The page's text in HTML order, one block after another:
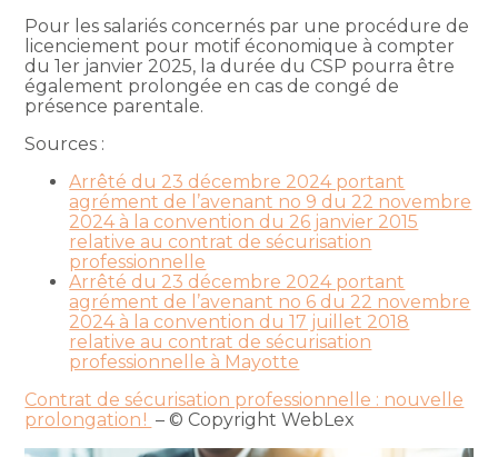
Pour les salariés concernés par une procédure de
licenciement pour motif économique à compter
du 1er janvier 2025, la durée du CSP pourra être
également prolongée en cas de congé de
présence parentale.
Sources :
Arrêté du 23 décembre 2024 portant
agrément de l’avenant no 9 du 22 novembre
2024 à la convention du 26 janvier 2015
relative au contrat de sécurisation
professionnelle
Arrêté du 23 décembre 2024 portant
agrément de l’avenant no 6 du 22 novembre
2024 à la convention du 17 juillet 2018
relative au contrat de sécurisation
professionnelle à Mayotte
Contrat de sécurisation professionnelle : nouvelle
prolongation ! – © Copyright WebLex